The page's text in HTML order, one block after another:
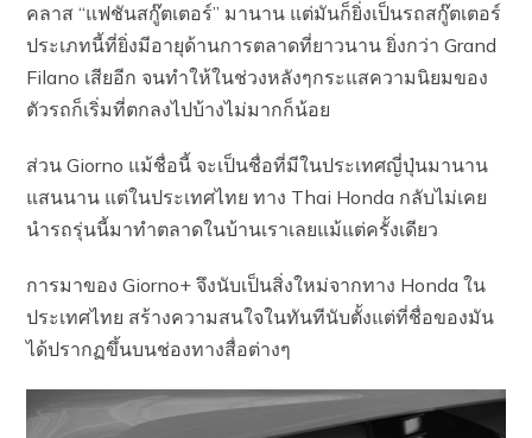
คลาส “แฟชันสกู๊ตเตอร์” มานาน แต่มันก็ยิ่งเป็นรถสกู๊ตเตอร์
ประเภทนี้ที่ยิ่งมีอายุด้านการตลาดที่ยาวนาน ยิ่งกว่า Grand
Filano เสียอีก จนทำให้ในช่วงหลังๆกระแสความนิยมของ
ตัวรถก็เริ่มที่ตกลงไปบ้างไม่มากก็น้อย
ส่วน Giorno แม้ชื่อนี้ จะเป็นชื่อที่มีในประเทศญี่ปุ่นมานาน
แสนนาน แต่ในประเทศไทย ทาง Thai Honda กลับไม่เคย
นำรถรุ่นนี้มาทำตลาดในบ้านเราเลยแม้แต่ครั้งเดียว
การมาของ Giorno+ จึงนับเป็นสิ่งใหม่จากทาง Honda ใน
ประเทศไทย สร้างความสนใจในทันทีนับตั้งแต่ที่ชื่อของมัน
ได้ปรากฏขึ้นบนช่องทางสื่อต่างๆ